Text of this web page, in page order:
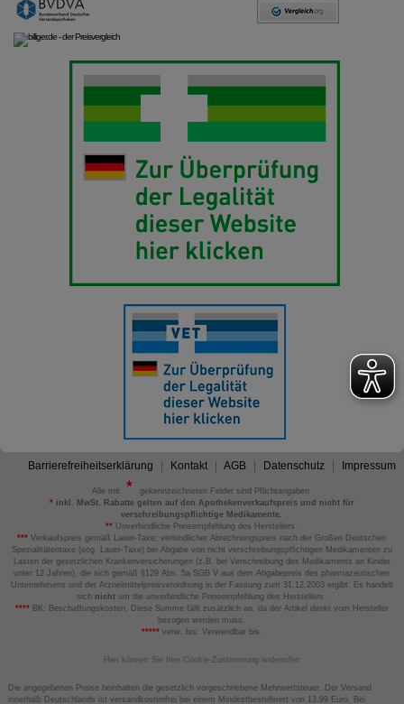
Barrierefreiheitserklärung Kontakt AGB Datenschutz Impressum
Alle mit
gekennzeichneten Felder sind Pflichtangaben.
*inkl. MwSt. Rabatte gelten auf den Apothekenverkaufspreis und nicht für
verschreibungspflichtige Medikamente.
** Unverbindliche Preisempfehlung des Herstellers.
*** Verkaufspreis gemäß Lauer-Taxe; verbindlicher Abrechnungspreis nach der Großen Deutschen
Spezialitätentaxe (sog. Lauer-Taxe) bei Abgabe von nicht verschreibungspflichtigen Medikamenten zu
Lasten der gesetzlichen Krankenversicherungen (z.B. bei Verschreibung des Medikaments an Kinder
unter 12 Jahren), die sich gemäß §129 Abs. 5a SGB V aus dem Abgabepreis des pharmazeutischen
Unternehmens und der Arzneimittelpreisverordnung in der Fassung zum 31.12.2003 ergibt. Es handelt
sich nicht um die unverbindliche Preisempfehlung des Herstellers.
****BK: Beschaffungskosten. Diese Summe fällt zusätzlich an, da der Artikel direkt vom Hersteller
bezogen werden muss.
*****verw. bis: Verwendbar bis.
Hier können Sie Ihre Cookie-Zustimmung widerrufen
Die angegebenen Preise beinhalten die gesetzlich vorgeschriebene Mehrwertsteuer. Der Versand
innerhalb Deutschlands ist versandkostenfrei bei einem Mindestbestellwert von 13,99 Euro. Bei